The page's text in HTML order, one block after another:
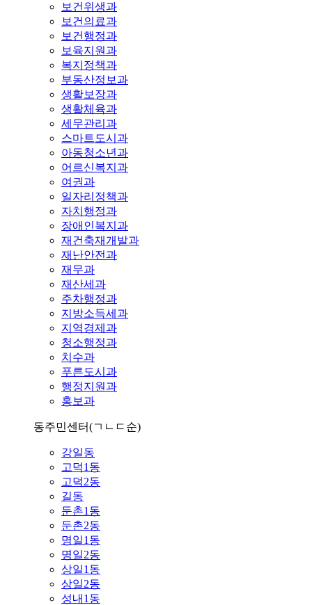
보건위생과
보건의료과
보건행정과
보육지원과
복지정책과
부동산정보과
생활보장과
생활체육과
세무관리과
스마트도시과
아동청소년과
어르신복지과
여권과
일자리정책과
자치행정과
장애인복지과
재건축재개발과
재난안전과
재무과
재산세과
주차행정과
지방소득세과
지역경제과
청소행정과
치수과
푸른도시과
행정지원과
홍보과
동주민센터(ㄱㄴㄷ순)
강일동
고덕1동
고덕2동
길동
둔촌1동
둔촌2동
명일1동
명일2동
상일1동
상일2동
성내1동